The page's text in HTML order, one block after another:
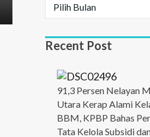
Recent Post
91,3 Persen Nelayan
Utara Kerap Alami
BBM, KPBP Bahas
Tata Kelola Subsidi